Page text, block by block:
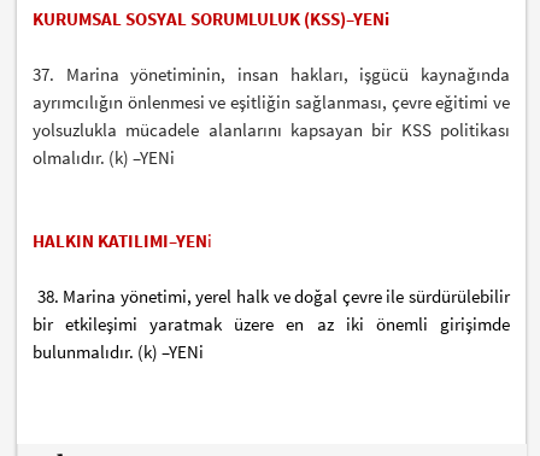
KURUMSAL SOSYAL SORUMLULUK (KSS)–YENi
37. Marina yönetiminin, insan hakları, işgücü kaynağında
ayrımcılığın önlenmesi ve eşitliğin sağlanması, çevre eğitimi ve
yolsuzlukla mücadele alanlarını kapsayan bir KSS politikası
olmalıdır. (k) –YENi
HALKIN KATILIMI–YENi
38. Marina yönetimi, yerel halk ve doğal çevre ile sürdürülebilir
bir etkileşimi yaratmak üzere en az iki önemli girişimde
bulunmalıdır. (k) –YENi